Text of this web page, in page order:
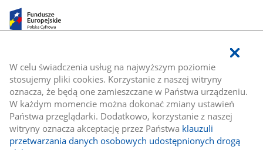
W celu świadczenia usług na najwyższym poziomie
stosujemy pliki cookies. Korzystanie z naszej witryny
oznacza, że będą one zamieszczane w Państwa urządzeniu.
W każdym momencie można dokonać zmiany ustawień
Państwa przeglądarki. Dodatkowo, korzystanie z naszej
witryny oznacza akceptację przez Państwa klauzuli
przetwarzania danych osobowych udostępnionych drogą